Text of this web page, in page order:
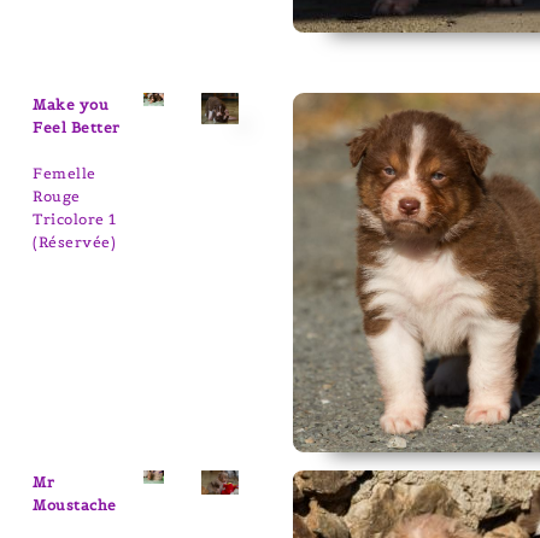
Make you
Feel Better
Femelle
Rouge
Tricolore 1
(Réservée)
Mr
Moustache